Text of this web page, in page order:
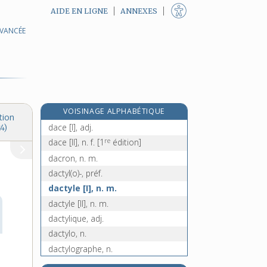
AIDE EN LIGNE ANNEXES
VOISINAGE ALPHABÉTIQUE
da capo, loc. adv.
dace [I], adj.
dace [II], n. f. [1 re édition]
dacron, n. m.
dactyl(o)-, préf.
dactyle [I], n. m.
dactyle [II], n. m.
dactylique, adj.
dactylo, n.
dactylographe, n.
dactylographie, n. f.